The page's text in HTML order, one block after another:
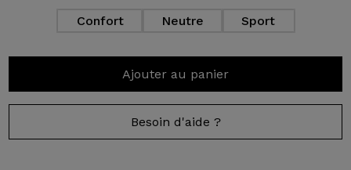
Confort Neutre Sport
Ajouter au panier
Besoin d'aide ?